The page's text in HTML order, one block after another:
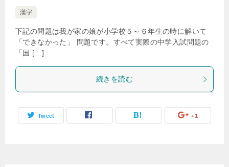
漢字
下記の問題は我が家の娘が小学校５～６年生の時に解いて
「できなかった」 問題です。すべて実際の中学入試問題の
「国 […]
続きを読む
Tweet +1